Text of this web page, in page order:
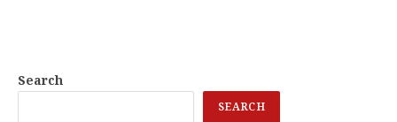
Search
SEARCH